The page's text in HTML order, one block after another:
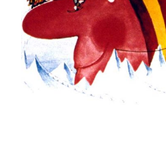
MES FORMATIONS
MA NEWSLETTER
Instagram
PinterestTikTokLinkedIn